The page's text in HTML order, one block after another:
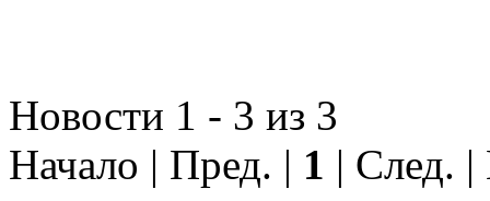
Новости 1 - 3 из 3
Начало | Пред. | 1 | След.